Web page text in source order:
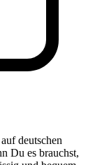
deutschen
Du es brauchst,